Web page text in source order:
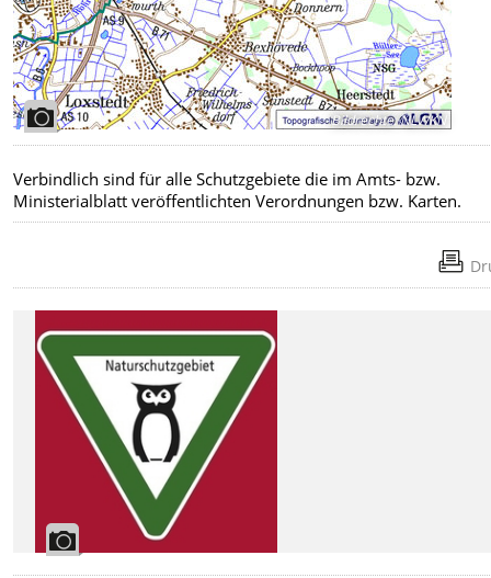
Bildrechte:NLWKN
Verbindlich sind für alle Schutzgebiete die im Amts- bzw.
Ministerialblatt veröffentlichten Verordnungen bzw. Karten.